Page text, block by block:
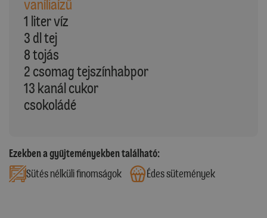
vaníliaízű
1 liter víz
3 dl tej
8 tojás
2 csomag tejszínhabpor
13 kanál cukor
csokoládé
Ezekben a gyűjteményekben található:
Sütés nélküli finomságok
Édes sütemények